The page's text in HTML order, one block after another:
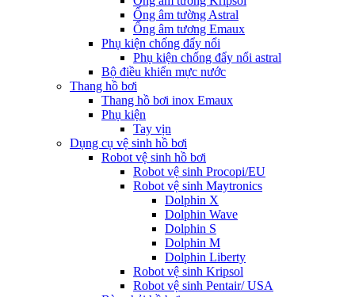
Ống âm tường Astral
Ống âm tương Emaux
Phụ kiện chống đẩy nổi
Phụ kiện chống đẩy nổi astral
Bộ điều khiển mực nước
Thang hồ bơi
Thang hồ bơi inox Emaux
Phụ kiện
Tay vịn
Dụng cụ vệ sinh hồ bơi
Robot vệ sinh hồ bơi
Robot vệ sinh Procopi/EU
Robot vệ sinh Maytronics
Dolphin X
Dolphin Wave
Dolphin S
Dolphin M
Dolphin Liberty
Robot vệ sinh Kripsol
Robot vệ sinh Pentair/ USA